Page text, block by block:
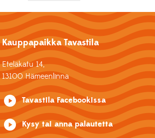
Kauppapaikka Tavastila
Eteläkatu 14,
13100 Hämeenlinna
Tavastila Facebookissa
Kysy tai anna palautetta